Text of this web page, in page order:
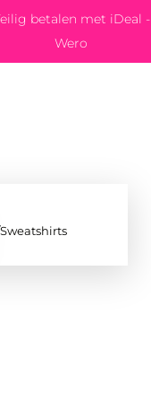
betalen met iDeal -
Wero